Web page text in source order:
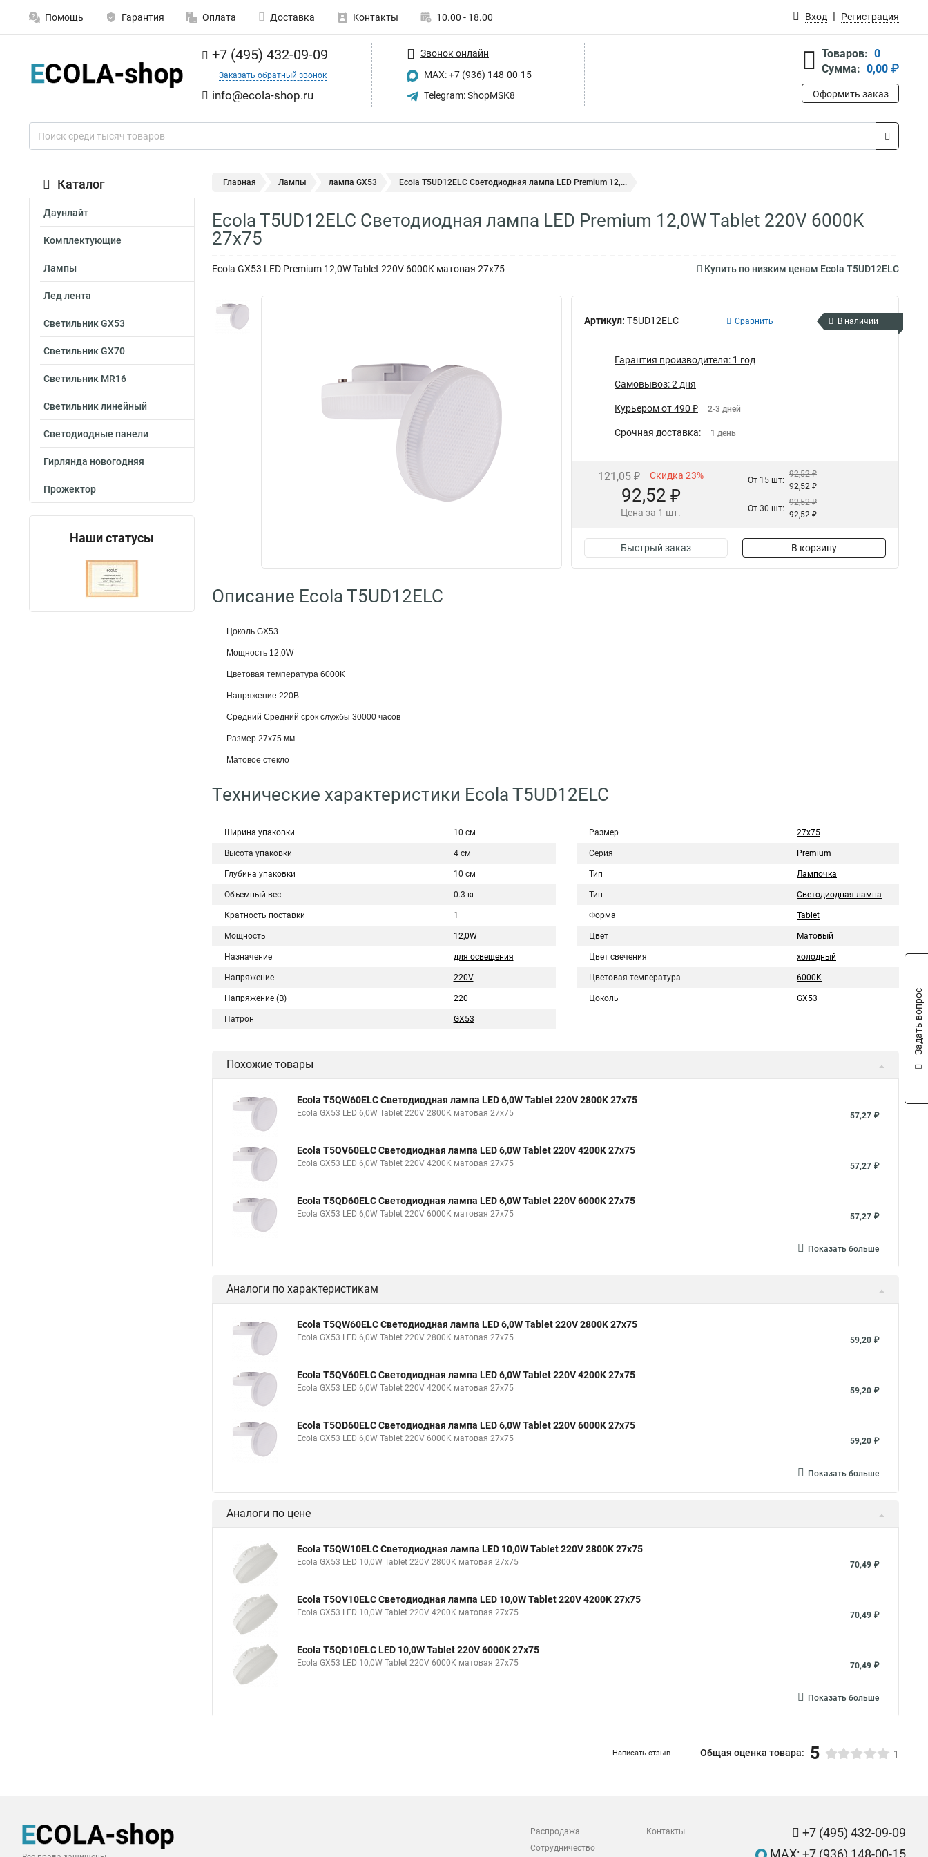
Помощь Гарантия Оплата Доставка Контакты 10.00 - 18.00 Вход Регистрация
+7 (495) 432-09-09
Заказать обратный звонок
info@ecola-shop.ru
Звонок онлайн
MAX: +7 (936) 148-00-15
Telegram: ShopMSK8
Товаров: 0
Сумма: 0,00 ₽
Оформить заказ
Каталог
Даунлайт
Комплектующие
Лампы
Лед лента
Светильник GX53
Светильник GX70
Светильник MR16
Светильник линейный
Светодиодные панели
Гирлянда новогодняя
Прожектор
Наши статусы
Главная Лампы лампа GX53 Ecola T5UD12ELC Светодиодная лампа LED Premium 12,...
Ecola T5UD12ELC Светодиодная лампа LED Premium 12,0W Tablet 220V 6000K
27x75
Ecola GX53 LED Premium 12,0W Tablet 220V 6000K матовая 27x75 Купить по низким ценам Ecola T5UD12ELC
Артикул: T5UD12ELC Сравнить В наличии
Гарантия производителя: 1 год
Самовывоз: 2 дня
Курьером от 490 ₽ 2-3 дней
Срочная доставка: 1 день
121,05 ₽ Скидка 23%
92,52 ₽
Цена за 1 шт.
От 15 шт:
92,52 ₽
92,52 ₽
От 30 шт:
92,52 ₽
92,52 ₽
Быстрый заказ В корзину
Описание Ecola T5UD12ELC
Цоколь GX53
Мощность 12,0W
Цветовая температура 6000K
Напряжение 220В
Средний Средний срок службы 30000 часов
Размер 27x75 мм
Матовое стекло
Технические характеристики Ecola T5UD12ELC
Ширина упаковки 10 см
Высота упаковки 4 см
Глубина упаковки 10 см
Объемный вес 0.3 кг
Кратность поставки 1
Мощность 12,0W
Назначение для освещения
Напряжение 220V
Напряжение (В) 220
Патрон GX53
Размер 27x75
Серия Premium
Тип Лампочка
Тип Светодиодная лампа
Форма Tablet
Цвет Матовый
Цвет свечения холодный
Цветовая температура 6000K
Цоколь GX53
Похожие товары
Ecola T5QW60ELC Светодиодная лампа LED 6,0W Tablet 220V 2800K 27x75
Ecola GX53 LED 6,0W Tablet 220V 2800K матовая 27x75 57,27 ₽
Ecola T5QV60ELC Светодиодная лампа LED 6,0W Tablet 220V 4200K 27x75
Ecola GX53 LED 6,0W Tablet 220V 4200K матовая 27x75 57,27 ₽
Ecola T5QD60ELC Светодиодная лампа LED 6,0W Tablet 220V 6000K 27x75
Ecola GX53 LED 6,0W Tablet 220V 6000K матовая 27x75 57,27 ₽
Показать больше
Аналоги по характеристикам
Ecola T5QW60ELC Светодиодная лампа LED 6,0W Tablet 220V 2800K 27x75
Ecola GX53 LED 6,0W Tablet 220V 2800K матовая 27x75 59,20 ₽
Ecola T5QV60ELC Светодиодная лампа LED 6,0W Tablet 220V 4200K 27x75
Ecola GX53 LED 6,0W Tablet 220V 4200K матовая 27x75 59,20 ₽
Ecola T5QD60ELC Светодиодная лампа LED 6,0W Tablet 220V 6000K 27x75
Ecola GX53 LED 6,0W Tablet 220V 6000K матовая 27x75 59,20 ₽
Показать больше
Аналоги по цене
Ecola T5QW10ELC Светодиодная лампа LED 10,0W Tablet 220V 2800K 27x75
Ecola GX53 LED 10,0W Tablet 220V 2800K матовая 27x75 70,49 ₽
Ecola T5QV10ELC Светодиодная лампа LED 10,0W Tablet 220V 4200K 27x75
Ecola GX53 LED 10,0W Tablet 220V 4200K матовая 27x75 70,49 ₽
Ecola T5QD10ELC LED 10,0W Tablet 220V 6000K 27x75
Ecola GX53 LED 10,0W Tablet 220V 6000K матовая 27x75 70,49 ₽
Показать больше
Написать отзыв Общая оценка товара: 5 1
Распродажа
Сотрудничество
Контакты
+7 (495) 432-09-09
MAX: +7 (936) 148-00-15
Задать вопрос